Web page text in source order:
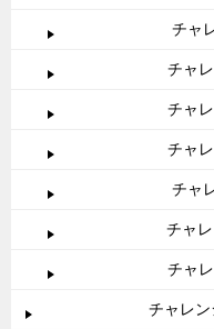
チャ
チャ
チャ
チャ
チャ
チャ
チャ
チャレ